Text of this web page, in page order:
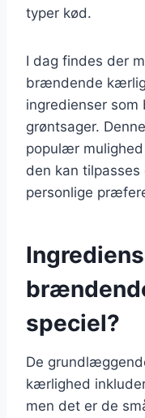
typer kød.
I dag findes der
brændende
ingredienser som
grøntsager.
populær
den kan
personlige
speciel?
De
kærlighed
men det er de